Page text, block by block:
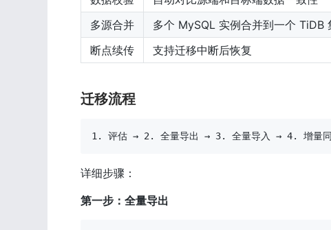
多源合并
多个 MySQL 实例合并到一个 TiDB
断点续传
支持迁移中断后恢复
迁移流程
1. 评估 → 2. 全量导出 → 3. 全量导入 → 4. 增量
详细步骤：
第一步：全量导出